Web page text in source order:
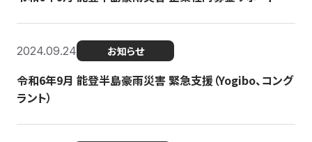
2024.09.24 お知らせ
令和6年9月 能登半島豪雨災害 緊急支援（Yogibo、コング
ラント）